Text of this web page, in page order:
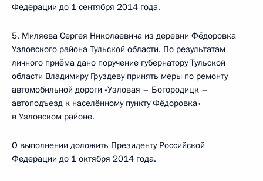
Федерации до 1 сентября 2014 года.
5. Миляева Сергея Николаевича из деревни Фёдоровка
Узловского района Тульской области. По результатам
личного приёма дано поручение губернатору Тульской
области Владимиру Груздеву принять меры по ремонту
автомобильной дороги «Узловая – Богородицк –
автоподъезд к населённому пункту Фёдоровка»
в Узловском районе.
О выполнении доложить Президенту Российской
Федерации до 1 октября 2014 года.